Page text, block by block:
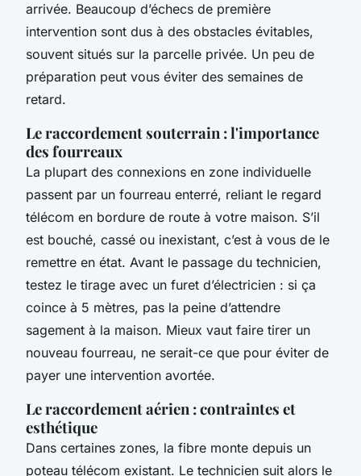
arrivée. Beaucoup d’échecs de première
intervention sont dus à des obstacles évitables,
souvent situés sur la parcelle privée. Un peu de
préparation peut vous éviter des semaines de
retard.
Le raccordement souterrain : l'importance
des fourreaux
La plupart des connexions en zone individuelle
passent par un fourreau enterré, reliant le regard
télécom en bordure de route à votre maison. S’il
est bouché, cassé ou inexistant, c’est à vous de le
remettre en état. Avant le passage du technicien,
testez le tirage avec un furet d’électricien : si ça
coince à 5 mètres, pas la peine d’attendre
sagement à la maison. Mieux vaut faire tirer un
nouveau fourreau, ne serait-ce que pour éviter de
payer une intervention avortée.
Le raccordement aérien : contraintes et
esthétique
Dans certaines zones, la fibre monte depuis un
poteau télécom existant. Le technicien suit alors le